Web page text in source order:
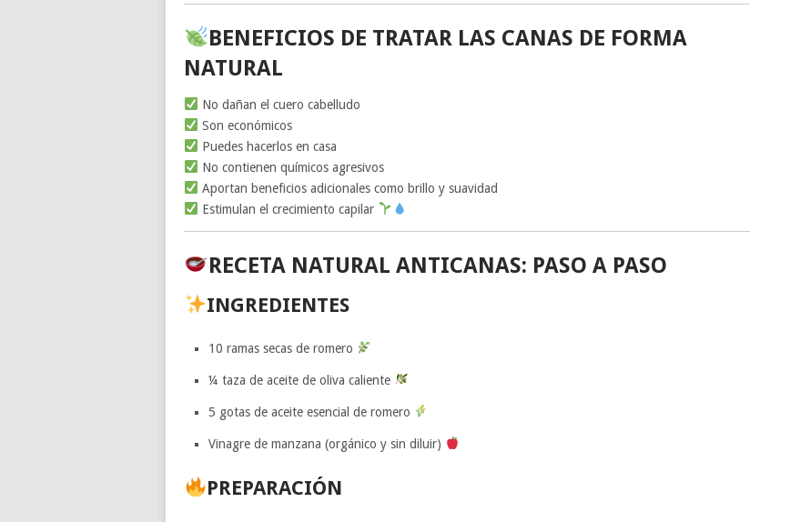
BENEFICIOS DE TRATAR LAS CANAS DE FORMA
NATURAL
No dañan el cuero cabelludo
Son económicos
Puedes hacerlos en casa
No contienen químicos agresivos
Aportan beneficios adicionales como brillo y suavidad
Estimulan el crecimiento capilar
RECETA NATURAL ANTICANAS: PASO A PASO
INGREDIENTES
10 ramas secas de romero
¼ taza de aceite de oliva caliente
5 gotas de aceite esencial de romero
Vinagre de manzana (orgánico y sin diluir)
PREPARACIÓN